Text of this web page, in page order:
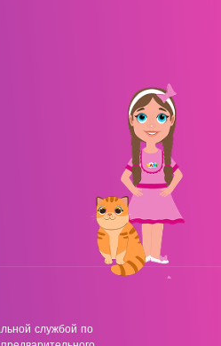
службой по